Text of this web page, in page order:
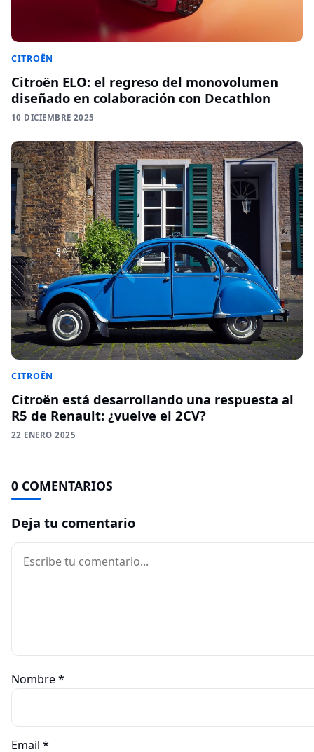
CITROËN
Citroën ELO: el regreso del monovolumen
diseñado en colaboración con Decathlon
10 DICIEMBRE 2025
CITROËN
Citroën está desarrollando una respuesta al
R5 de Renault: ¿vuelve el 2CV?
22 ENERO 2025
0 COMENTARIOS
Deja tu comentario
Comentario
Nombre*
Email *